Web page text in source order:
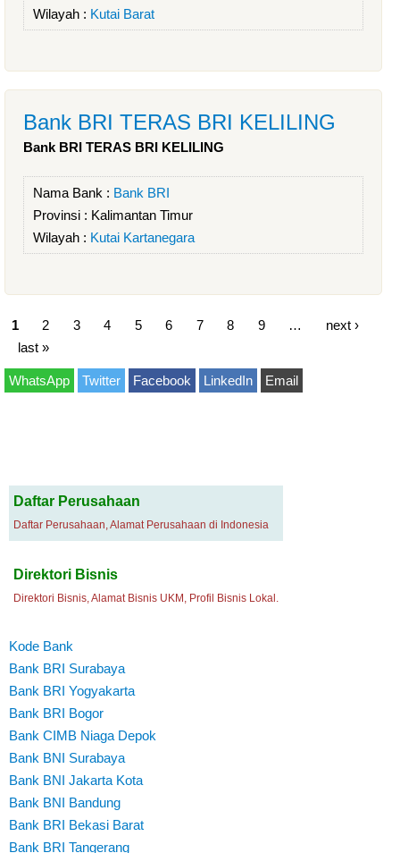
Wilayah : Kutai Barat
Bank BRI TERAS BRI KELILING
Bank BRI TERAS BRI KELILING
Nama Bank : Bank BRI
Provinsi : Kalimantan Timur
Wilayah : Kutai Kartanegara
1 2 3 4 5 6 7 8 9
next ›
last »
WhatsApp Twitter Facebook LinkedIn Email
Daftar Perusahaan
Daftar Perusahaan, Alamat Perusahaan di Indonesia
Direktori Bisnis
Direktori Bisnis, Alamat Bisnis UKM, Profil Bisnis Lokal.
Kode Bank
Bank BRI Surabaya
Bank BRI Yogyakarta
Bank BRI Bogor
Bank CIMB Niaga Depok
Bank BNI Surabaya
Bank BNI Jakarta Kota
Bank BNI Bandung
Bank BRI Bekasi Barat
Bank BRI Tangerang